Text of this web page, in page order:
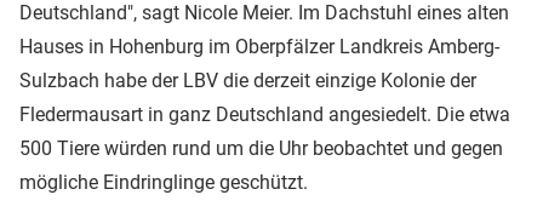
Deutschland", sagt Nicole Meier. Im Dachstuhl eines alten
Hauses in Hohenburg im Oberpfälzer Landkreis Amberg-
Sulzbach habe der LBV die derzeit einzige Kolonie der
Fledermausart in ganz Deutschland angesiedelt. Die etwa
500 Tiere würden rund um die Uhr beobachtet und gegen
mögliche Eindringlinge geschützt.